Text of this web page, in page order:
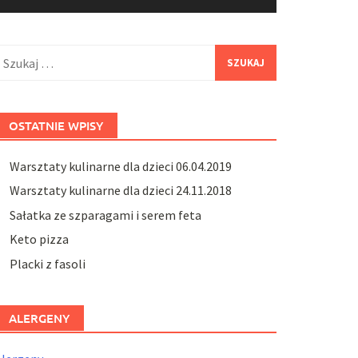
OSTATNIE WPISY
Warsztaty kulinarne dla dzieci 06.04.2019
Warsztaty kulinarne dla dzieci 24.11.2018
Sałatka ze szparagami i serem feta
Keto pizza
Placki z fasoli
ALERGENY